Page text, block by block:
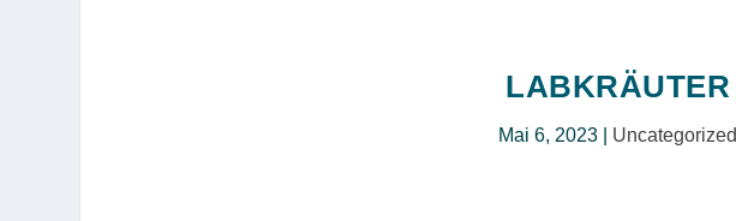
LABKRÄUTER
Mai 6, 2023 Uncategorized